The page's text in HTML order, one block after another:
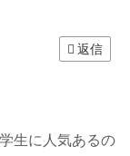
返信
生に人気あるの